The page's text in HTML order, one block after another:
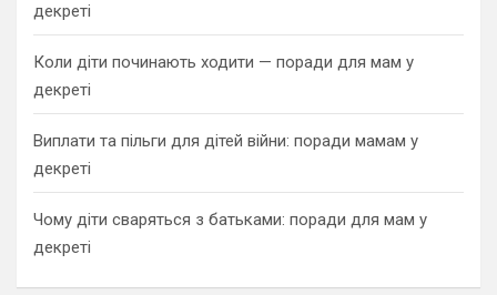
декреті
Коли діти починають ходити — поради для мам у
декреті
Виплати та пільги для дітей війни: поради мамам у
декреті
Чому діти сваряться з батьками: поради для мам у
декреті